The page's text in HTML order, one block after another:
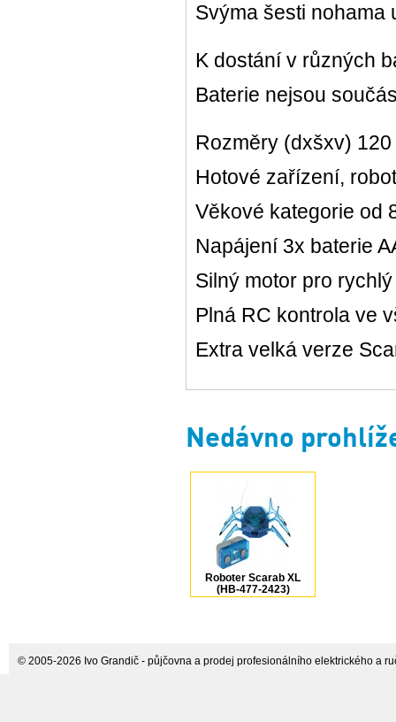
Svýma šesti nohama
K dostání v různých
Baterie nejsou
Rozměry (dxšxv)
Hotové zařízení,
Věkové kategorie od
Napájení 3x baterie
Silný motor pro
Plná RC kontrola ve
Extra velká verze
Nedávno
Roboter Scarab XL
(HB-477-2423)
HexBug
© 2005-2026 Ivo Grandič - půjčovna a prodej profesionálního elektrického a